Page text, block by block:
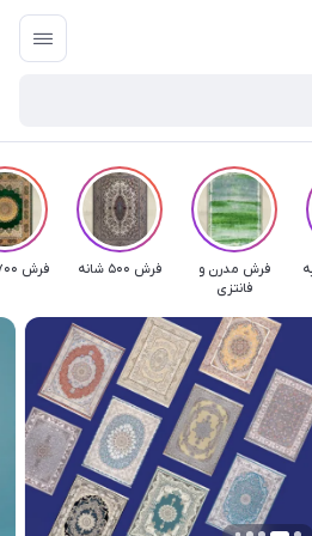
فرش مدرن و
فانتزی
فرش 500 شانه فرش 1700 شانه